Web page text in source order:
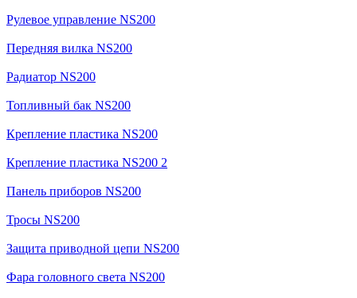
Рулевое управление NS200
Передняя вилка NS200
Радиатор NS200
Топливный бак NS200
Крепление пластика NS200
Крепление пластика NS200 2
Панель приборов NS200
Тросы NS200
Защита приводной цепи NS200
Фара головного света NS200